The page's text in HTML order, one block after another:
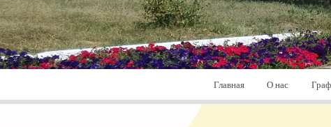
Главная О нас